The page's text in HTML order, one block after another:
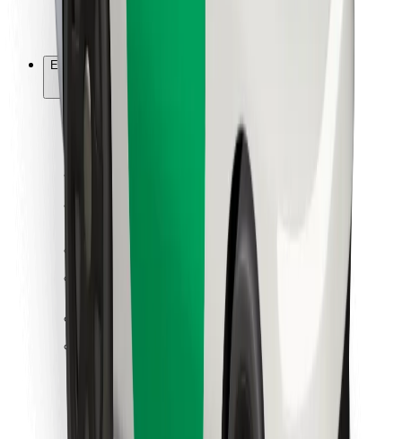
Éttermeknek
Bolt for Business
Egyéb
Felhasználási feltételek
Pár perc alatt ott vagyunk érted!
Bolt alkalmazás letöltése
Találd meg kedvenc ételedet!
Bolt Food app letöltése